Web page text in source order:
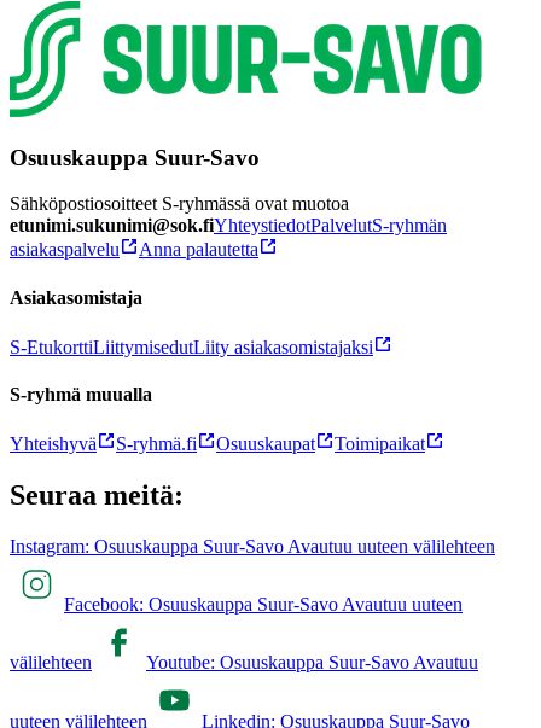
Osuuskauppa Suur-Savo
Sähköpostiosoitteet S-ryhmässä ovat muotoa
etunimi.sukunimi@sok.fiYhteystiedotPalvelutS-ryhmän
asiakaspalvelu
Anna palautetta
Asiakasomistaja
S-EtukorttiLiittymisedutLiity asiakasomistajaksi
S-ryhmä muualla
Yhteishyvä S-ryhmä.fi Osuuskaupat Toimipaikat
Seuraa meitä:
Instagram: Osuuskauppa Suur-Savo Avautuu uuteen välilehteen
Facebook: Osuuskauppa Suur-Savo Avautuu uuteen
välilehteen Youtube: Osuuskauppa Suur-Savo Avautuu
uuteen välilehteen Linkedin: Osuuskauppa Suur-Savo